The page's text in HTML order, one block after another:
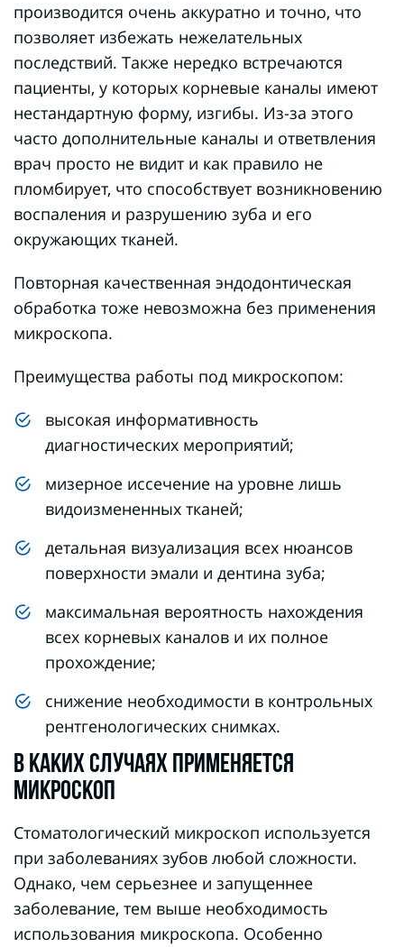
производится очень аккуратно и точно, что
позволяет избежать нежелательных
последствий. Также нередко встречаются
пациенты, у которых корневые каналы имеют
нестандартную форму, изгибы. Из-за этого
часто дополнительные каналы и ответвления
врач просто не видит и как правило не
пломбирует, что способствует возникновению
воспаления и разрушению зуба и его
окружающих тканей.
Повторная качественная эндодонтическая
обработка тоже невозможна без применения
микроскопа.
Преимущества работы под микроскопом:
высокая информативность
диагностических мероприятий;
мизерное иссечение на уровне лишь
видоизмененных тканей;
детальная визуализация всех нюансов
поверхности эмали и дентина зуба;
максимальная вероятность нахождения
всех корневых каналов и их полное
прохождение;
снижение необходимости в контрольных
рентгенологических снимках.
В КАКИХ СЛУЧАЯХ ПРИМЕНЯЕТСЯ
МИКРОСКОП
Стоматологический микроскоп используется
при заболеваниях зубов любой сложности.
Однако, чем серьезнее и запущеннее
заболевание, тем выше необходимость
использования микроскопа. Особенно